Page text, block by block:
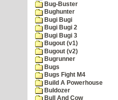
Bug-Buster
Bughunter
Bugi Bugi
Bugi Bugi 2
Bugi Bugi 3
Bugout (v1)
Bugout (v2)
Bugrunner
Bugs
Bugs Fight M4
Build A Powerhouse
Buldozer
Bull And Cow